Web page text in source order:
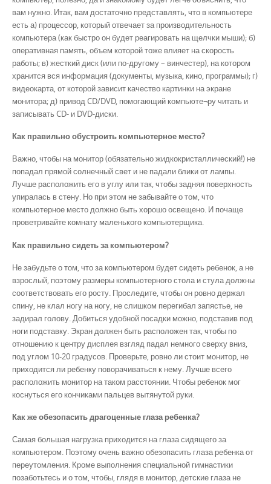
вам нужно. Итак, вам достаточно представлять, что в компьютере
есть а) процессор, который отвечает за производительность
компьютера (как быстро он будет реагировать на щелчки мыши); б)
оперативная память, объем которой тоже влияет на скорость
работы; в) жесткий диск (или по-другому – винчестер), на котором
хранится вся информация (документы, музыка, кино, программы); г)
видеокарта, от которой зависит качество картинки на экране
монитора; д) привод CD/DVD, помогающий компьюте¬ру читать и
записывать CD- и DVD-диски.
Как правильно обустроить компьютерное место?
Важно, чтобы на монитор (обязательно жидкокристаллический!) не
попадал прямой солнечный свет и не падали блики от лампы.
Лучше расположить его в углу или так, чтобы задняя поверхность
упиралась в стену. Но при этом не забывайте о том, что
компьютерное место должно быть хорошо освещено. И почаще
проветривайте комнату маленького компьютерщика.
Как правильно сидеть за компьютером?
Не забудьте о том, что за компьютером будет сидеть ребенок, а не
взрослый, поэтому размеры компьютерного стола и стула должны
соответствовать его росту. Проследите, чтобы он ровно держал
спину, не клал ногу на ногу, не слишком перегибал запястье, не
задирал голову. Добиться удобной посадки можно, подставив под
ноги подставку. Экран должен быть расположен так, чтобы по
отношению к центру дисплея взгляд падал немного сверху вниз,
под углом 10-20 градусов. Проверьте, ровно ли стоит монитор, не
приходится ли ребенку поворачиваться к нему. Лучше всего
расположить монитор на таком расстоянии. Чтобы ребенок мог
коснуться его кончиками пальцев вытянутой руки.
Как же обезопасить драгоценные глаза ребенка?
Самая большая нагрузка приходится на глаза сидящего за
компьютером. Поэтому очень важно обезопасить глаза ребенка от
переутомления. Кроме выполнения специальной гимнастики
позаботьтесь и о том, чтобы, глядя в монитор, детские глаза не